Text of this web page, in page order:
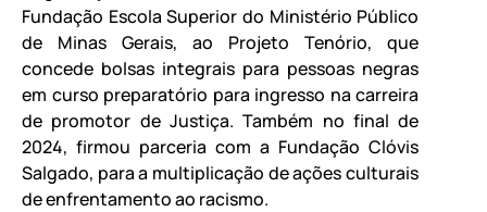
Fundação Escola Superior do Ministério Público
de Minas Gerais, ao Projeto Tenório, que
concede bolsas integrais para pessoas negras
em curso preparatório para ingresso na carreira
de promotor de Justiça. Também no final de
2024, firmou parceria com a Fundação Clóvis
Salgado, para a multiplicação de ações culturais
de enfrentamento ao racismo.